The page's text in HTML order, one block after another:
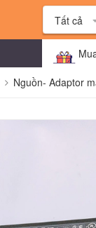
Tất cả
Nguồn- Adaptor